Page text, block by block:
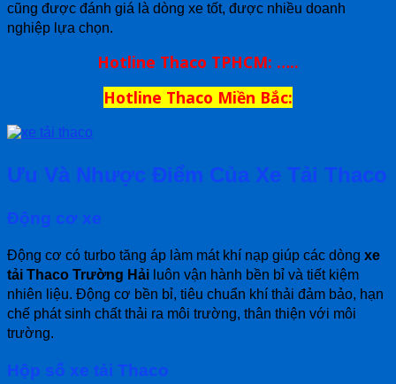
cũng được đánh giá là dòng xe tốt, được nhiều doanh
nghiệp lựa chọn.
Hotline Thaco TPHCM: …..
Hotline Thaco Miền Bắc:
Ưu Và Nhược Điểm Của Xe Tải Thaco
Động cơ xe
Động cơ có turbo tăng áp làm mát khí nạp giúp các dòng xe
tải Thaco Trường Hải luôn vận hành bền bỉ và tiết kiệm
nhiên liệu. Động cơ bền bỉ, tiêu chuẩn khí thải đảm bảo, hạn
chế phát sinh chất thải ra môi trường, thân thiện với môi
trường.
Hộp số xe tải Thaco